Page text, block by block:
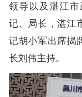
领导以及湛江
记、局长，湛江
记胡小军出席揭
长刘伟主持。